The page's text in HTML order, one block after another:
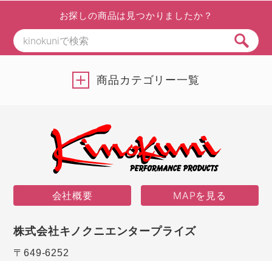
お探しの商品は見つかりましたか？
商品カテゴリー一覧
会社概要 MAPを見る
株式会社キノクニエンタープライズ
〒649-6252